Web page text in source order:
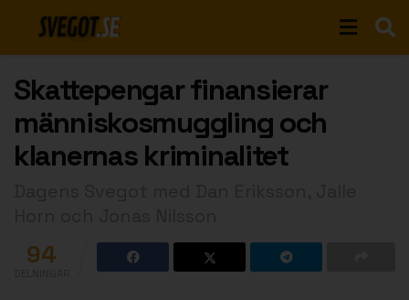
Skattepengar finansierar
människosmuggling och
klanernas kriminalitet
94